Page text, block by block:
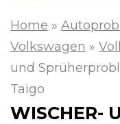
Home »
Volkswagen »
und
Taigo
WISCHER-